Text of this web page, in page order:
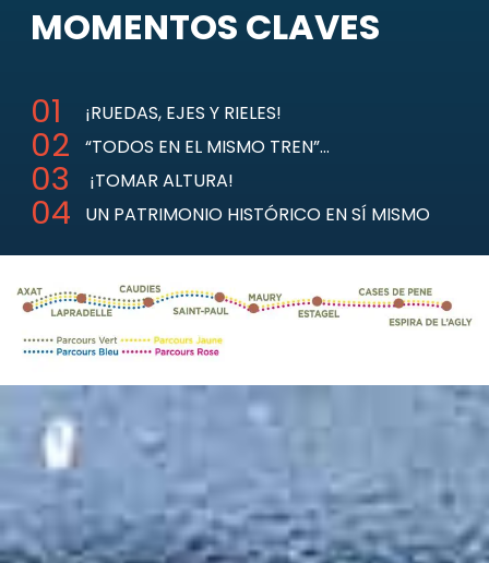
MOMENTOS CLAVES
¡RUEDAS, EJES Y RIELES!
“TODOS EN EL MISMO TREN”…
¡TOMAR ALTURA!
UN PATRIMONIO HISTÓRICO EN SÍ MISMO